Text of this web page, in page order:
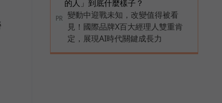
的人」到底什麼樣子？
PR
變動中迎戰未知，改變值得被看
見！國際品牌X百大經理人雙重肯
定，展現AI時代關鍵成長力